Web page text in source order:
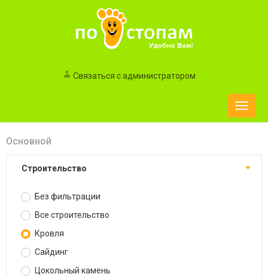
Связаться с администратором
Toggle
Основной
Строительство
Без фильтрации
Все строительство
Кровля
Сайдинг
Цокольный камень